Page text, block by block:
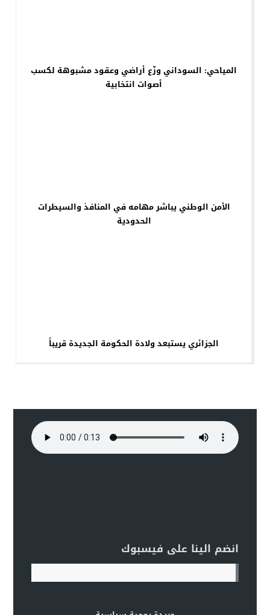
المياحي: السوداني وزّع أراضي وعقود مشبوهة لكسب
أصوات انتخابية
الأمن الوطني يباشر مهامه في المنافذ والسيطرات
الحدودية
الجزائري يستبعد ولادة الحكومة الجديدة قريباً
انضم الينا على فيسبوك